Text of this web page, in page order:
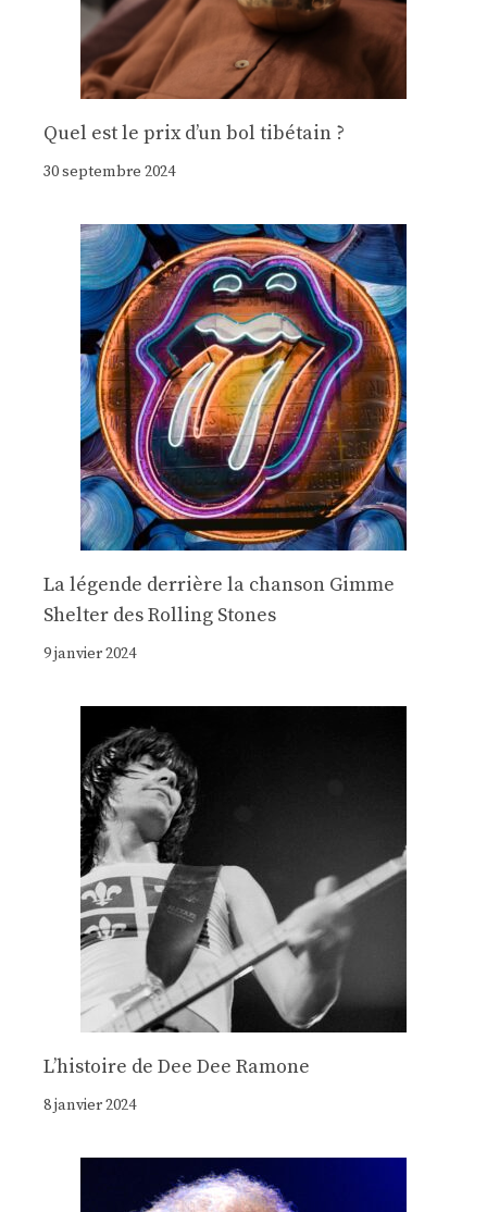
Quel est le prix d’un bol tibétain ?
30 septembre 2024
La légende derrière la chanson Gimme
Shelter des Rolling Stones
9 janvier 2024
Lʼhistoire de Dee Dee Ramone
8 janvier 2024